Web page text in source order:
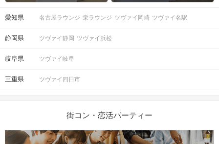
愛知県 名古屋ラウンジ 栄ラウンジ ツヴァイ岡崎 ツヴァイ名駅
静岡県 ツヴァイ静岡 ツヴァイ浜松
岐阜県 ツヴァイ岐阜
三重県 ツヴァイ四日市
街コン・恋活パーティー